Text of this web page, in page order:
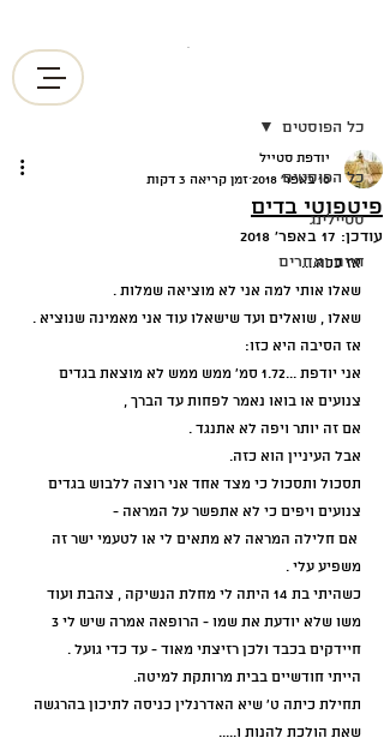
בס"ד
כל הפוסטים
סטיילינג
חיים ואחרים
כל הפוסטים
פיטפוטי בדים
יודפת סטייל
10 באפר׳ 2018
זמן קריאה 3 דקות
עודכן: 17 באפר׳ 2018
אז ככה....
שאלו אותי למה אני לא מוציאה שמלות .
שאלו , שואלים ועד שישאלו עוד אני מאמינה שנוציא .
אז הסיבה היא כזו:
אני יודפת ...1.72 סמ' ממש ממש לא מוצאת בגדים
צנועים או בואו נאמר לפחות עד הברך ,
אם זה יותר ויפה לא אתנגד .
אבל העיניין הוא כזה.
תסכול ותסכול כי מצד אחד אני רוצה ללבוש בגדים
צנועים ויפים כי לא אתפשר על המראה -
אם חלילה המראה לא מתאים לי או לטעמי ישר זה
משפיע עלי .
כשהיתי בת 14 היתה לי מחלת הנשיקה , צהבת ועוד
חיידקים בכבד ולכן רזיצתי מאוד - עד כדי גועל .
הייתי חודשיים בבית מרותקת למיטה.
תחילת כיתה ט' שיא האדרנלין כניסה לתיכון בהרגשה
שאת הולכת להנות ו.....